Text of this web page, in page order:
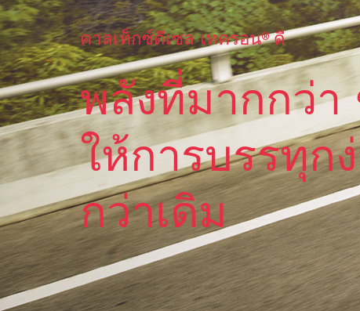
คาลเท็กซ์ดีเซล เทครอน®ดี
พลังที่มากกว่า
ให้การบรรทุก
กว่าเดิม